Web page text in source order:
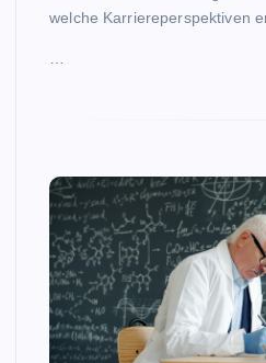
welche Karriereperspektiven